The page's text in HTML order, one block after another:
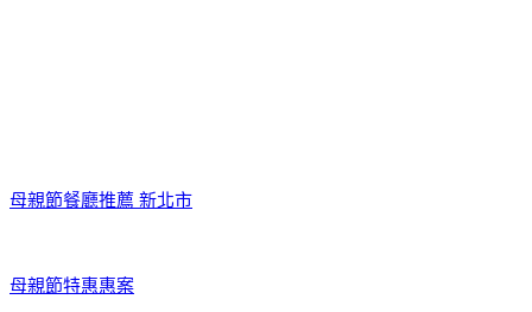
母親節餐廳推薦 新北市
母親節特惠惠案